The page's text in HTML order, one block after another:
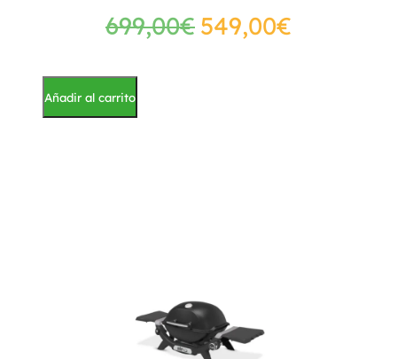
699,00€ 549,00€
Añadir al carrito